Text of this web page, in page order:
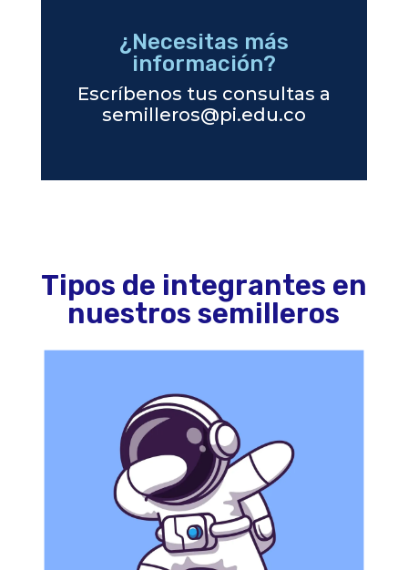
¿Necesitas más
información?
Escríbenos tus consultas a
semilleros@pi.edu.co
Tipos de integrantes en
nuestros semilleros